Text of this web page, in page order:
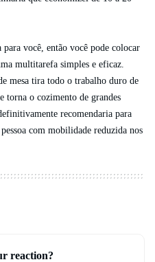
você, então você pode colocar
multitarefa simples e eficaz.
mesa tira todo o trabalho duro de
torna o cozimento de grandes
recomendaria para
com mobilidade reduzida nos
reaction?